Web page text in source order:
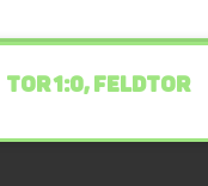
TOR 1:0, FELDTOR